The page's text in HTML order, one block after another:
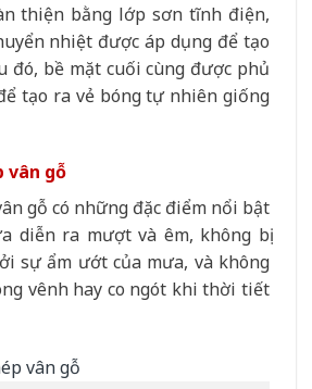
thiện bằng lớp sơn tĩnh điện,
nhiệt được áp dụng để tạo
đó, bề mặt cuối cùng được phủ
tạo ra vẻ bóng tự nhiên giống
vân gỗ
gỗ có những đặc điểm nổi bật
diễn ra mượt và êm, không bị
sự ẩm ướt của mưa, và không
vênh hay co ngót khi thời tiết